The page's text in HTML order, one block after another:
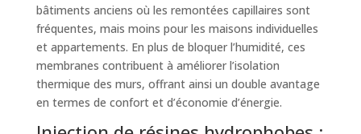
bâtiments anciens où les remontées capillaires sont
fréquentes, mais moins pour les maisons individuelles
et appartements. En plus de bloquer l’humidité, ces
membranes contribuent à améliorer l’isolation
thermique des murs, offrant ainsi un double avantage
en termes de confort et d’économie d’énergie.